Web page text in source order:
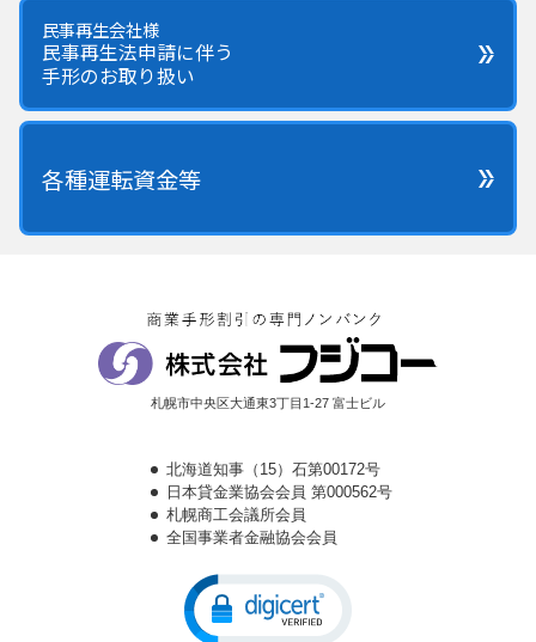
民事再生会社様
民事再生法申請に伴う
手形のお取り扱い
各種運転資金等
札幌市中央区大通東3丁目1-27 富士ビル
北海道知事（15）石第00172号
日本貸金業協会会員 第000562号
札幌商工会議所会員
全国事業者金融協会会員